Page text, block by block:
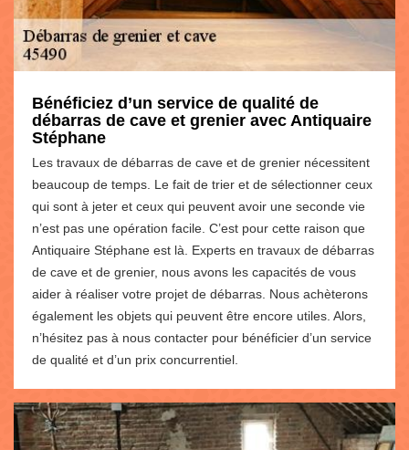
Bénéficiez d’un service de qualité de
débarras de cave et grenier avec Antiquaire
Stéphane
Les travaux de débarras de cave et de grenier nécessitent
beaucoup de temps. Le fait de trier et de sélectionner ceux
qui sont à jeter et ceux qui peuvent avoir une seconde vie
n’est pas une opération facile. C’est pour cette raison que
Antiquaire Stéphane est là. Experts en travaux de débarras
de cave et de grenier, nous avons les capacités de vous
aider à réaliser votre projet de débarras. Nous achèterons
également les objets qui peuvent être encore utiles. Alors,
n’hésitez pas à nous contacter pour bénéficier d’un service
de qualité et d’un prix concurrentiel.